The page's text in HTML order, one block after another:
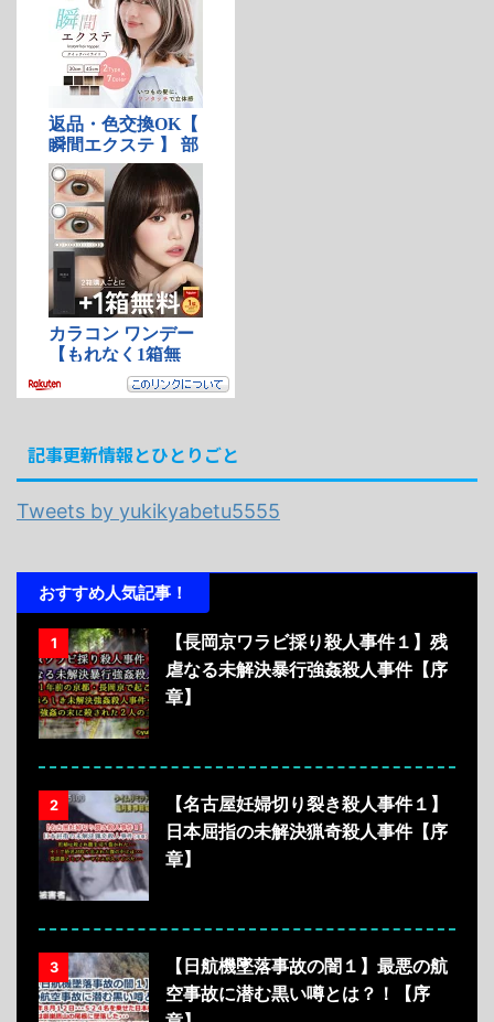
記事更新情報とひとりごと
Tweets by yukikyabetu5555
おすすめ人気記事！
1
【長岡京ワラビ採り殺人事件１】残
虐なる未解決暴行強姦殺人事件【序
章】
2
【名古屋妊婦切り裂き殺人事件１】
日本屈指の未解決猟奇殺人事件【序
章】
3
【日航機墜落事故の闇１】最悪の航
空事故に潜む黒い噂とは？！【序